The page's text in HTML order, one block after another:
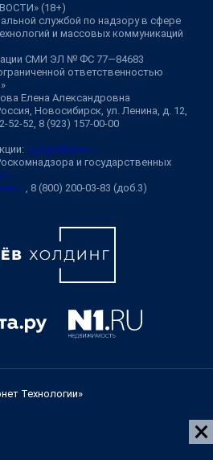
(18+)
службой по надзору в сфере
и массовых коммуникаций
СМИ ЭЛ № ФС 77—84683
ответственностью
Елена Александровна
Новосибирск, ул. Ленина, д. 12,
52-52, 8 (923) 157-00-00
ngs@shkulev.ru
и государственных
, 8 (800) 200-03-83 (доб.3)
Технологии»